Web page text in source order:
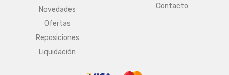
Novedades
Ofertas
Reposiciones
Liquidación
Contacto